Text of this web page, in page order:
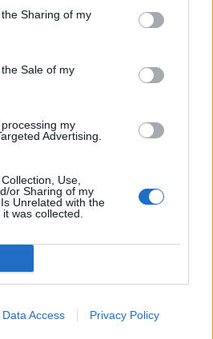
Sharing of my
Sale of my
my
Advertising.
Use,
or Sharing of my
Unrelated with the
was collected.
Data Access Privacy Policy
cikkei